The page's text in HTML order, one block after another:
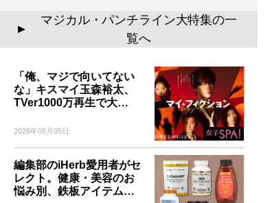
▲
マジカル・パンチライン大特集の一
覧へ
「俺、マジで向いてない
な」キスマイ玉森裕太、
TVer1000万再生で大…
2026年08月05日
編集部のiHerb愛用者がセ
レクト。健康・美容のお
悩み別、鉄板アイテム…